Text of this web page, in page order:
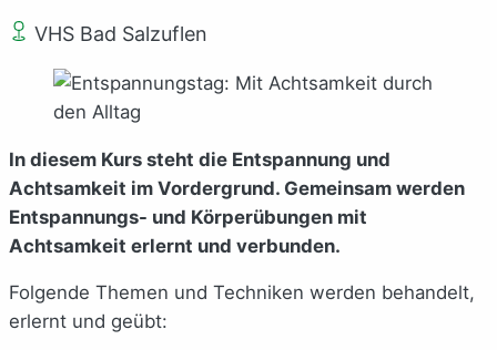
VHS Bad Salzuflen
In diesem Kurs steht die Entspannung und
Achtsamkeit im Vordergrund. Gemeinsam werden
Entspannungs- und Körperübungen mit
Achtsamkeit erlernt und verbunden.
Folgende Themen und Techniken werden behandelt,
erlernt und geübt: